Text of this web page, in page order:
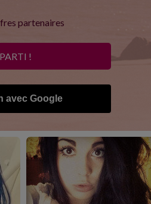
partenaires
!
avec Google